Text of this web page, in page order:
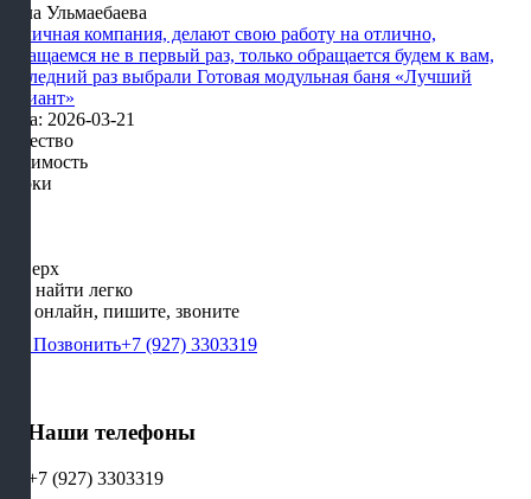
Алла Ульмаебаева
Отличная компания, делают свою работу на отлично,
обращаемся не в первый раз, только обращается будем к вам,
последний раз выбрали Готовая модульная баня «Лучший
вариант»
Дата: 2026-03-21
Качество
Стоимость
Сроки
Наверх
Нас найти легко
Мы онлайн, пишите, звоните
Позвонить+7 (927) 3303319
Наши телефоны
+7 (927) 3303319